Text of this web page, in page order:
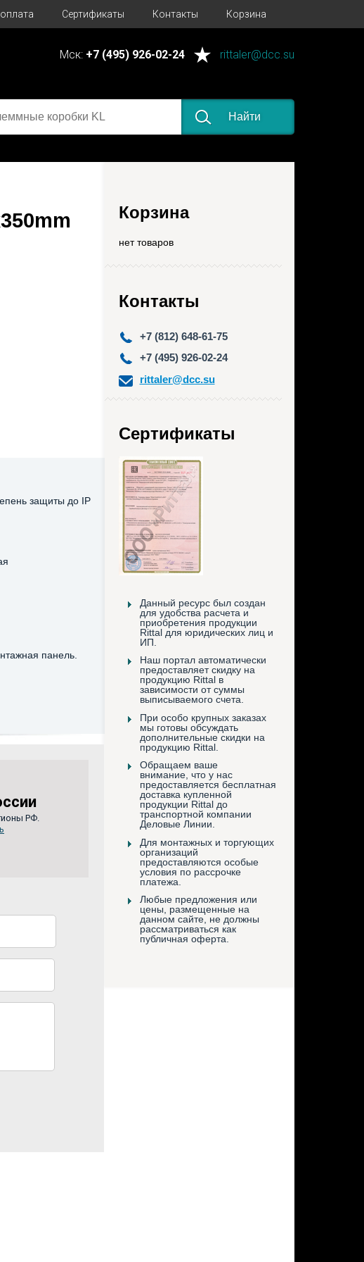
Сертификаты Контакты Корзина
Мск: +7 (495) 926-02-24 rittaler@dcc.su
Найти
Корзина
нет товаров
Контакты
+7 (812) 648-61-75
+7 (495) 926-02-24
rittaler@dcc.su
Сертификаты
Данный ресурс был создан
для удобства расчета и
приобретения продукции
Rittal для юридических лиц и
ИП.
Наш портал автоматически
предоставляет скидку на
продукцию Rittal в
зависимости от суммы
выписываемого счета.
При особо крупных заказах
мы готовы обсуждать
дополнительные скидки на
продукцию Rittal.
Обращаем ваше
внимание, что у нас
предоставляется бесплатная
доставка купленной
продукции Rittal до
транспортной компании
Деловые Линии.
Для монтажных и торгующих
организаций
предоставляются особые
условия по рассрочке
платежа.
Любые предложения или
цены, размещенные на
данном сайте, не должны
рассматриваться как
публичная оферта.
защиты до IP
панель.
РФ.